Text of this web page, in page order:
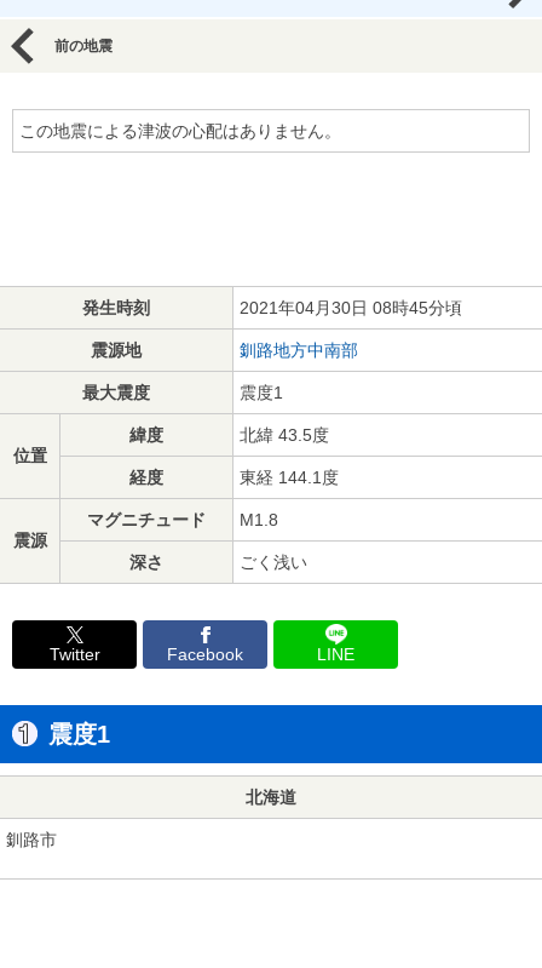
前の地震
この地震による津波の心配はありません。
発生時刻 2021年04月30日 08時45分頃
震源地 釧路地方中南部
最大震度 震度1
位置
緯度 北緯 43.5度
経度 東経 144.1度
震源
マグニチュード M1.8
深さ ごく浅い
Twitter Facebook LINE
震度1
北海道
釧路市